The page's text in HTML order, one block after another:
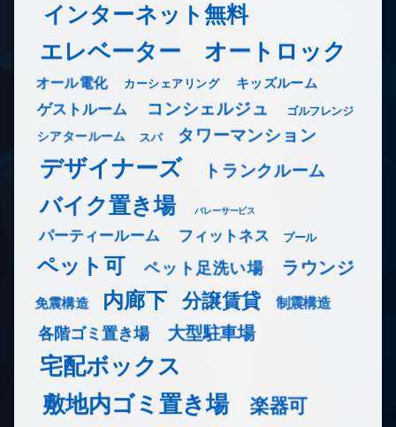
インターネット無料
エレベーター オートロック
オール電化 カーシェアリング キッズルーム
ゲストルーム コンシェルジュ ゴルフレンジ
シアタールーム スパ タワーマンション
デザイナーズ トランクルーム
バイク置き場 バレーサービス
パーティールーム フィットネス プール
ペット可 ペット足洗い場 ラウンジ
免震構造 内廊下 分譲賃貸 制震構造
各階ゴミ置き場 大型駐車場
宅配ボックス
敷地内ゴミ置き場
楽器可